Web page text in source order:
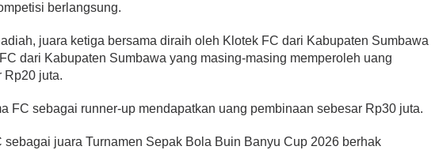
berlangsung.
juara ketiga bersama diraih oleh Klotek FC dari Kabupaten Sumbawa
dari Kabupaten Sumbawa yang masing-masing memperoleh uang
Rp20 juta.
FC sebagai runner-up mendapatkan uang pembinaan sebesar Rp30 juta.
sebagai juara Turnamen Sepak Bola Buin Banyu Cup 2026 berhak